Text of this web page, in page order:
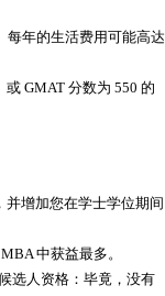
每年的生活费用可能高达
GMAT 分数为 550 的
增加您在学士学位期间
中获益最多。
选人资格：毕竟，没有